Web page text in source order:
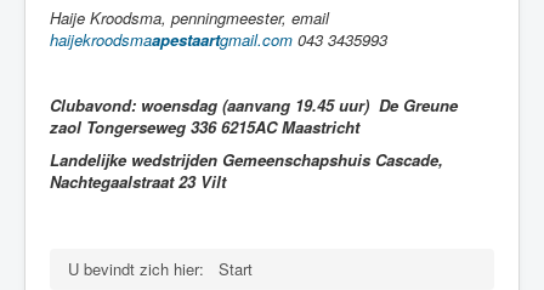
Haije Kroodsma, penningmeester, email
haijekroodsmaapestaartgmail.com 043 3435993
Clubavond: woensdag (aanvang 19.45 uur) De Greune
zaol Tongerseweg 336 6215AC Maastricht
Landelijke wedstrijden Gemeenschapshuis Cascade,
Nachtegaalstraat 23 Vilt
U bevindt zich hier: Start